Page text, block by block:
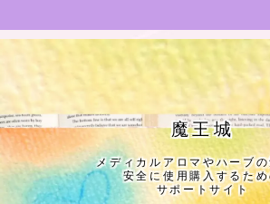
公式ウェブサイト『Botanical
Cジャスミン瑠璃地楽の主な活動先
プロフィール
魔王城
メディカルアロマやハーブ
安全に使用購入するた
サポートサイト